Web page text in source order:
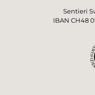
Sentieri
IBAN CH48